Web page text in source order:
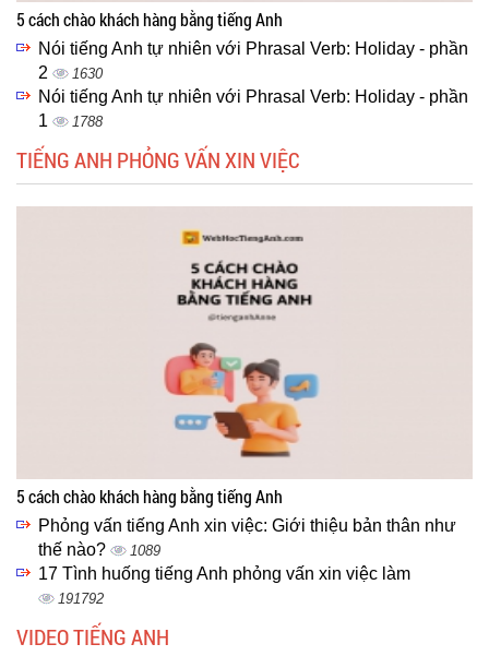
5 cách chào khách hàng bằng tiếng Anh
Nói tiếng Anh tự nhiên với Phrasal Verb: Holiday - phần
2
1630
Nói tiếng Anh tự nhiên với Phrasal Verb: Holiday - phần
1
1788
TIẾNG ANH PHỎNG VẤN XIN VIỆC
5 cách chào khách hàng bằng tiếng Anh
Phỏng vấn tiếng Anh xin việc: Giới thiệu bản thân như
thế nào?
1089
17 Tình huống tiếng Anh phỏng vấn xin việc làm
191792
VIDEO TIẾNG ANH